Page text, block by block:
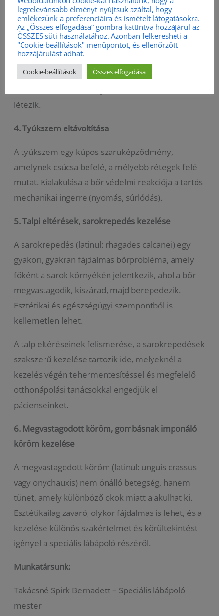
Csökkenteni a fájdalmat és gyulladást
Visszaállítani a köröm normál növekedési
irányát
Esztétikai és funkcionális helyreállítás
létezik.
4.Tyúkszem eltávoltítása
A tyúkszem egy kúpos szaruképződmény,
amelynek csúcsa befelé, a mélyebb rétegek felé
mutat. Kialakulása a bőr védelmi reakciója a tartós
mechanikai ingerre (nyomás, súrlódás).
5.Talpi eltérések, sarokrepedés kezelése
A sarokrepedés (latinul: rhagades calcanei) egy
gyakori, gyakran fájdalmas bőrprobléma, amely
főként a sarok környékén jelentkezik, ahol a bőr
megvastagodik, kiszárad, majd berepedezik.
Esztétikai és egészségügyi szempontból is
kellemetlen lehet.
A talp eltéréseinek felismerése, a sarokrepedések
szakszerű kezelése tartozik ide, melyeknél a
kezelés végén tehermentesítéssel és megfelelő
otthonápolási tanácsokkal engedjük el
pácienseinket.
6. Megvastagodott köröm, gombásnak imponáló
köröm kezelése
A megvastagodott köröm (latinul: unguis crassus
vagy onychauxis) nem önálló betegség, hanem
tünet, amely különböző okok miatt alakulhat ki.
Esztétikailag zavaró, olykor fájdalmas is lehet, és a
kezelése különös szakértelmet és körültekintést
igényel a speciális lábápoló részéről.
Munkatársunk:
Takácsné Spirk Bernadett – Speciális lábápoló
mester
legrelevánsabb élményt nyújtsuk azáltal, hogy
emlékezünk a preferenciáira és ismételt látogatásokra.
Az „Összes elfogadása” gombra kattintva hozzájárul az
ÖSSZES süti használatához. Azonban felkeresheti a
"Cookie-beállítások" menüpontot, és ellenőrzött
hozzájárulást adhat.
Cookie-beállítások Összes elfogadása